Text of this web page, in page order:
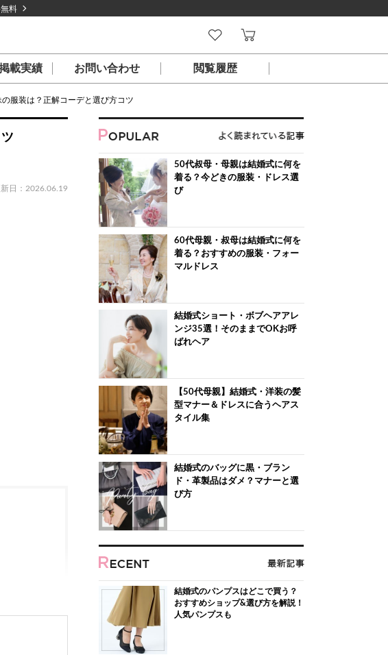
料
載実績 お問い合わせ 閲覧履歴
服装は？正解コーデと選び方コツ
日：2026.06.19
50代叔母・母親は結婚式に何を
着る？今どきの服装・ドレス選
び
60代母親・叔母は結婚式に何を
着る？おすすめの服装・フォー
マルドレス
結婚式ショート・ボブヘアアレ
ンジ35選！そのままでOKお呼
ばれヘア
【50代母親】結婚式・洋装の髪
型マナー＆ドレスに合うヘアス
タイル集
結婚式のバッグに黒・ブラン
ド・革製品はダメ？マナーと選
び方
結婚式のパンプスはどこで買う？
おすすめショップ&選び方を解説！
人気パンプスも